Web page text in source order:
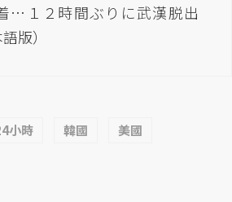
…１２時間ぶりに武漢脱出
版）
小時 韓國 美國